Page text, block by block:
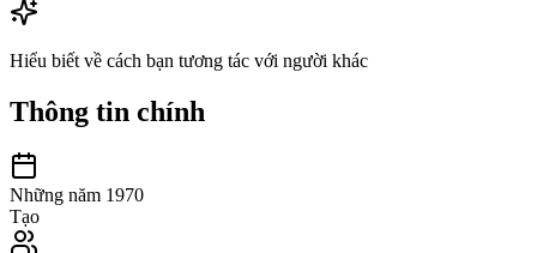
Hiểu biết về cách bạn tương tác với người khác
Thông tin chính
Những năm 1970
Tạo